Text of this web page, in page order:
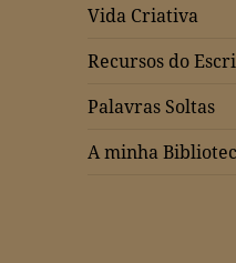
Vida Criativa
Recursos do
Palavras Soltas
A minha